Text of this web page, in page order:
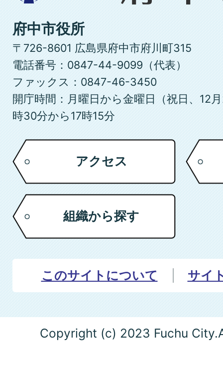
県
府
中
市
府中市役所
〒726-8601 広島県府中市府川町315
電話番号：0847-44-9099（代表）
ファックス：0847-46-3450
開庁時間：月曜日から金曜日（祝日、12
時30分から17時15分
アクセス
組織から探す
このサイトについて サイ
Copyright (c) 2023 Fuchu